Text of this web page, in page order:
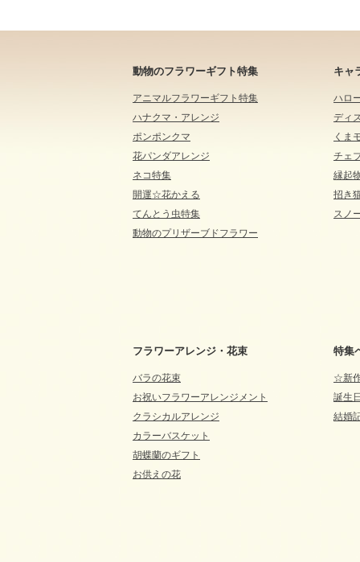
動物のフラワーギフト特集 キャ
アニマルフラワーギフト特集
ハナクマ・アレンジ
ポンポンクマ
花パンダアレンジ
ネコ特集
開運☆花かえる
てんとう虫特集
動物のプリザーブドフラワー
ハロ
ディ
くま
チェ
縁起
招き
スノ
フラワーアレンジ・花束 特集
バラの花束
お祝いフラワーアレンジメント
クラシカルアレンジ
カラーバスケット
胡蝶蘭のギフト
お供えの花
☆新
誕生
結婚